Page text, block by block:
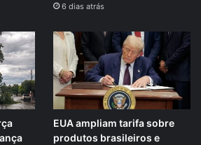
6 dias atrás
EUA ampliam tarifa sobre
produtos brasileiros e